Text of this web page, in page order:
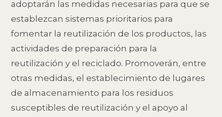
adoptarán las medidas necesarias para que se
establezcan sistemas prioritarios para
fomentar la reutilización de los productos, las
actividades de preparación para la
reutilización y el reciclado. Promoverán, entre
otras medidas, el establecimiento de lugares
de almacenamiento para los residuos
susceptibles de reutilización y el apoyo al